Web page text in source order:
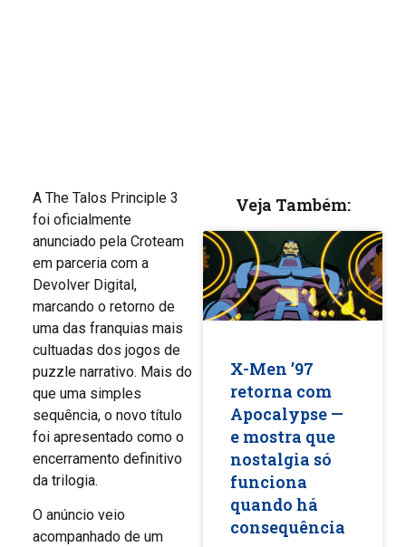
A The Talos Principle 3
foi oficialmente
anunciado pela Croteam
em parceria com a
Devolver Digital,
marcando o retorno de
uma das franquias mais
cultuadas dos jogos de
puzzle narrativo. Mais do
que uma simples
sequência, o novo título
foi apresentado como o
encerramento definitivo
da trilogia.
O anúncio veio
acompanhado de um
Veja Também:
X-Men ’97
retorna com
Apocalypse —
e mostra que
nostalgia só
funciona
quando há
consequência